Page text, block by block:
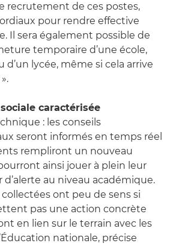
recrutement de ces postes,
pour rendre effective
Il sera également possible de
temporaire d’une école,
d’un lycée, même si cela arrive
caractérisée
: les conseils
seront informés en temps réel
rempliront un nouveau
ainsi jouer à plein leur
d’alerte au niveau académique.
collectées ont peu de sens si
pas une action concrète
en lien sur le terrain avec les
nationale, précise